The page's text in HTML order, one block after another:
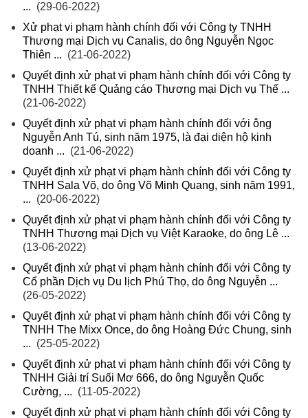
... (29-06-2022)
Xử phạt vi phạm hành chính đối với Công ty TNHH
Thương mại Dịch vụ Canalis, do ông Nguyễn Ngọc
Thiên ... (21-06-2022)
Quyết định xử phạt vi phạm hành chính đối với Công ty
TNHH Thiết kế Quảng cáo Thương mại Dịch vụ Thế ...
(21-06-2022)
Quyết định xử phạt vi phạm hành chính đối với ông
Nguyễn Anh Tú, sinh năm 1975, là đại diện hộ kinh
doanh ... (21-06-2022)
Quyết định xử phạt vi phạm hành chính đối với Công ty
TNHH Sala Võ, do ông Võ Minh Quang, sinh năm 1991,
... (20-06-2022)
Quyết định xử phạt vi phạm hành chính đối với Công ty
TNHH Thương mại Dịch vụ Việt Karaoke, do ông Lê ...
(13-06-2022)
Quyết định xử phạt vi phạm hành chính đối với Công ty
Cổ phần Dịch vụ Du lịch Phú Thọ, do ông Nguyễn ...
(26-05-2022)
Quyết định xử phạt vi phạm hành chính đối với Công ty
TNHH The Mixx Once, do ông Hoàng Đức Chung, sinh
... (25-05-2022)
Quyết định xử phạt vi phạm hành chính đối với Công ty
TNHH Giải trí Suối Mơ 666, do ông Nguyễn Quốc
Cường, ... (11-05-2022)
Quyết định xử phạt vi phạm hành chính đối với Công ty